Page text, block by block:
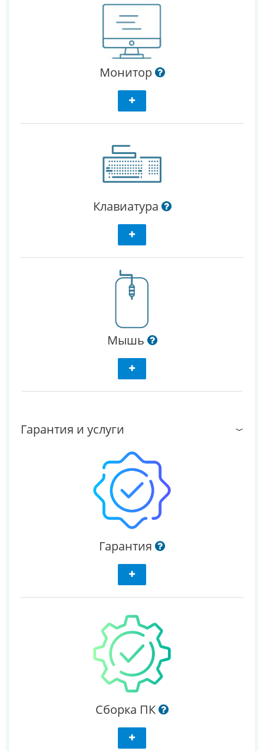
Монитор
Клавиатура
Мышь
Гарантия и услуги
Гарантия
Сборка ПК